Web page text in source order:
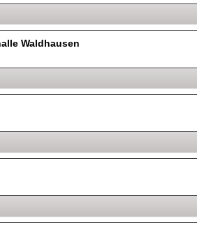
Waldhausen